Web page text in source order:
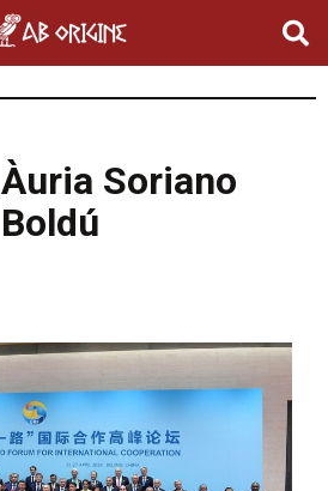
Àuria Soriano
Boldú